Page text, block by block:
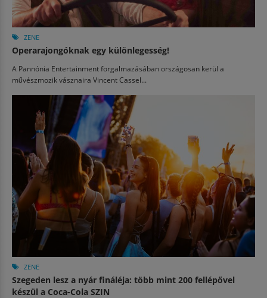
ZENE
Operarajongóknak egy különlegesség!
A Pannónia Entertainment forgalmazásában országosan kerül a
művészmozik vásznaira Vincent Cassel...
ZENE
Szegeden lesz a nyár fináléja: több mint 200 fellépővel
készül a Coca-Cola SZIN